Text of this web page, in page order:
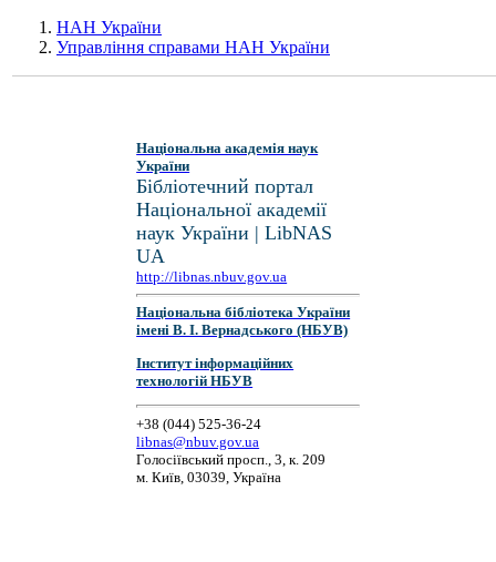
НАН України
Управління справами НАН України
Національна академія наук
України
Бібліотечний портал
Національної академії
наук України | LibNAS
UA
http://libnas.nbuv.gov.ua
Національна бібліотека України
імені В. І. Вернадського (НБУВ)
Інститут інформаційних
технологій НБУВ
+38 (044) 525-36-24
libnas@nbuv.gov.ua
Голосіївський просп., 3, к. 209
м. Київ, 03039, Україна